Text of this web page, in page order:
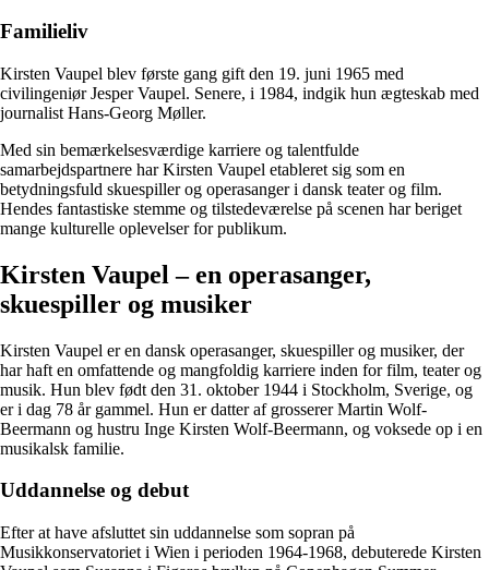
Familieliv
Kirsten Vaupel blev første gang gift den 19. juni 1965 med
civilingeniør Jesper Vaupel. Senere, i 1984, indgik hun ægteskab med
journalist Hans-Georg Møller.
Med sin bemærkelsesværdige karriere og talentfulde
samarbejdspartnere har Kirsten Vaupel etableret sig som en
betydningsfuld skuespiller og operasanger i dansk teater og film.
Hendes fantastiske stemme og tilstedeværelse på scenen har beriget
mange kulturelle oplevelser for publikum.
Kirsten Vaupel – en operasanger,
skuespiller og musiker
Kirsten Vaupel er en dansk operasanger, skuespiller og musiker, der
har haft en omfattende og mangfoldig karriere inden for film, teater og
musik. Hun blev født den 31. oktober 1944 i Stockholm, Sverige, og
er i dag 78 år gammel. Hun er datter af grosserer Martin Wolf-
Beermann og hustru Inge Kirsten Wolf-Beermann, og voksede op i en
musikalsk familie.
Uddannelse og debut
Efter at have afsluttet sin uddannelse som sopran på
Musikkonservatoriet i Wien i perioden 1964-1968, debuterede Kirsten